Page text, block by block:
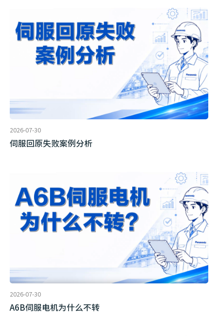
2026-07-30
伺服回原失败案例分析
2026-07-30
A6B伺服电机为什么不转